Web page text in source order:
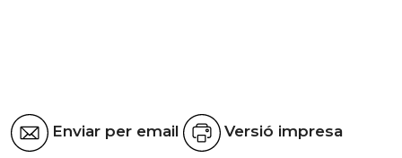
Enviar per email Versió impresa